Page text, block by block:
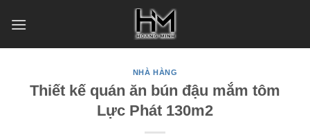
NHÀ HÀNG
Thiết kế quán ăn bún đậu mắm tôm
Lực Phát 130m2